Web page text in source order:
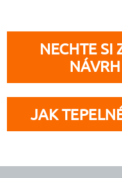
NECHTE SI
JAK